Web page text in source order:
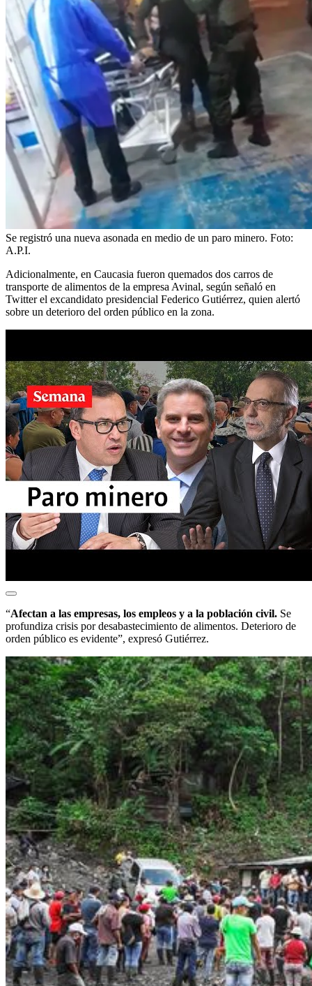
Se registró una nueva asonada en medio de un paro minero. Foto:
A.P.I.
Adicionalmente, en Caucasia fueron quemados dos carros de
transporte de alimentos de la empresa Avinal, según señaló en
Twitter el excandidato presidencial Federico Gutiérrez, quien alertó
sobre un deterioro del orden público en la zona.
“Afectan a las empresas, los empleos y a la población civil. Se
profundiza crisis por desabastecimiento de alimentos. Deterioro de
orden público es evidente”, expresó Gutiérrez.